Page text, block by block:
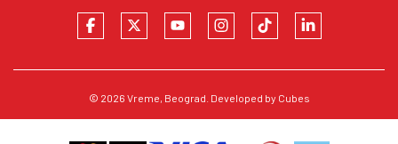
© 2026 Vreme , Beograd. Developed by Cubes